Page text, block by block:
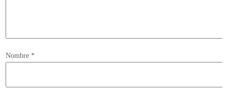
Nombre *